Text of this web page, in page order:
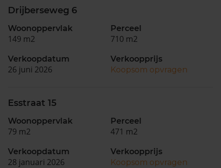
Drijberseweg 6
Woonoppervlak
149 m2
Perceel
710 m2
Verkoopdatum
26 juni 2026
Verkoopprijs
Koopsom opvragen
Esstraat 15
Woonoppervlak
79 m2
Perceel
471 m2
Verkoopdatum
28 januari 2026
Verkoopprijs
Koopsom opvragen